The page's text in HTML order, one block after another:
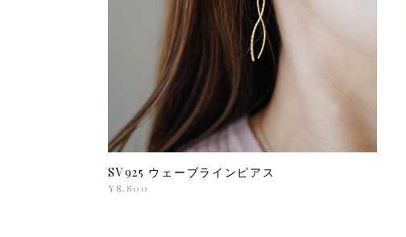
SV925 ウェーブラインピアス
¥8,800